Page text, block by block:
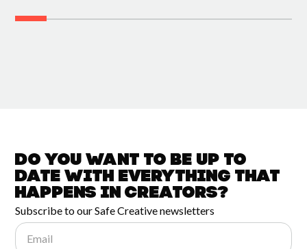
Do you want to be up to
date witheverything that
happens inCreators?
Subscribe to our Safe Creative newsletters
Email